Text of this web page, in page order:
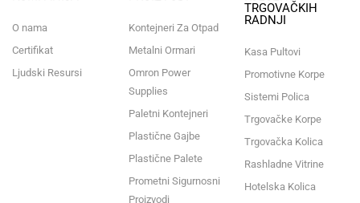
O nama
Certifikat
Ljudski Resursi
Kontejneri Za Otpad
Metalni Ormari
Omron Power
Supplies
Paletni Kontejneri
Plastične Gajbe
Plastične Palete
Prometni Sigurnosni
Proizvodi
TRGOVAČKIH
RADNJI
Kasa Pultovi
Promotivne Korpe
Sistemi Polica
Trgovačke Korpe
Trgovačka Kolica
Rashladne Vitrine
Hotelska Kolica